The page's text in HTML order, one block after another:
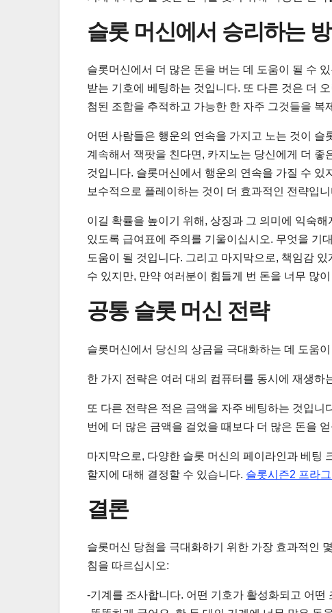
슬롯 머신에서 승리하는
슬롯머신에서 더 많은 돈을 버는 데 도움이 될 수
받는 기호에 베팅하는 것입니다. 또 다른 것은 더
첨된 조합을 추적하고 가능한 한 자주 그것들을 복
어떤 사람들은 행운의 연속을 가지고 노는 것이 슬
계속해서 잭팟을 친다면, 카지노는 당신에게 더
것입니다. 슬롯머신에서 행운의 연속을 가질 수
보수적으로 플레이하는 것이 더 효과적인 전략입니
이길 확률을 높이기 위해, 상징과 그 의미에 익숙
있도록 급여표에 주의를 기울이십시오. 무엇을 기
도움이 될 것입니다. 그리고 마지막으로, 책임감
수 있지만, 만약 여러분이 힘들게 번 돈을 너무 많
공통 슬롯 머신 전략
슬롯머신에서 당신의 상금을 극대화하는 데 도움
한 가지 전략은 여러 대의 컴퓨터를 동시에 재생
또 다른 전략은 적은 금액을 자주 베팅하는 것입
번에 더 많은 금액을 걸었을 때보다 더 많은 돈을
마지막으로, 다양한 슬롯 머신의 페이라인과 베팅
할지에 대해 결정할 수 있습니다. 슬롯시즌2 프라
결론
슬롯머신 당첨을 극대화하기 위한 가장 효과적인
침을 따르십시오:
-기계를 조사합니다. 어떤 기호가 활성화되고 어떤